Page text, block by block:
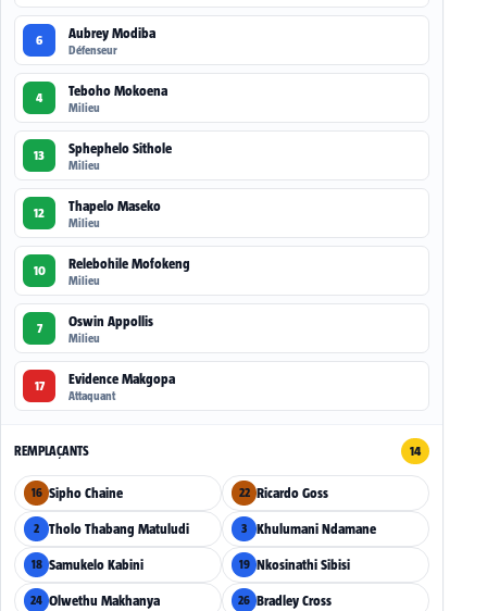
6 Aubrey Modiba
Défenseur
4 Teboho Mokoena
Milieu
13 Sphephelo Sithole
Milieu
12 Thapelo Maseko
Milieu
10 Relebohile Mofokeng
Milieu
7 Oswin Appollis
Milieu
17 Evidence Makgopa
Attaquant
REMPLAÇANTS 14
16 Sipho Chaine 22 Ricardo Goss
2 Tholo Thabang Matuludi 3 Khulumani Ndamane
18 Samukelo Kabini 19 Nkosinathi Sibisi
24 Olwethu Makhanya 26 Bradley Cross